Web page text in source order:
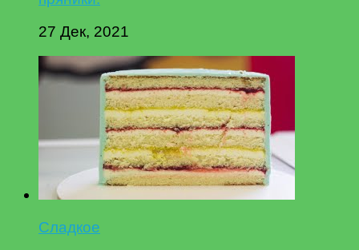
27 Дек, 2021
Сладкое